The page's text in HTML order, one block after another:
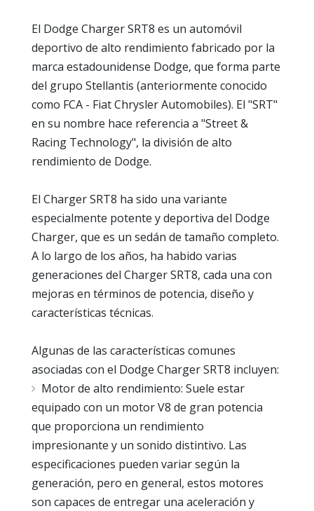
El Dodge Charger SRT8 es un automóvil
deportivo de alto rendimiento fabricado por la
marca estadounidense Dodge, que forma parte
del grupo Stellantis (anteriormente conocido
como FCA - Fiat Chrysler Automobiles). El "SRT"
en su nombre hace referencia a "Street &
Racing Technology", la división de alto
rendimiento de Dodge.
El Charger SRT8 ha sido una variante
especialmente potente y deportiva del Dodge
Charger, que es un sedán de tamaño completo.
A lo largo de los años, ha habido varias
generaciones del Charger SRT8, cada una con
mejoras en términos de potencia, diseño y
características técnicas.
Algunas de las características comunes
asociadas con el Dodge Charger SRT8 incluyen:
Motor de alto rendimiento: Suele estar
equipado con un motor V8 de gran potencia
que proporciona un rendimiento
impresionante y un sonido distintivo. Las
especificaciones pueden variar según la
generación, pero en general, estos motores
son capaces de entregar una aceleración y